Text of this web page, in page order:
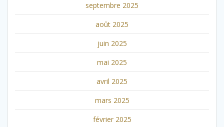
septembre 2025
août 2025
juin 2025
mai 2025
avril 2025
mars 2025
février 2025